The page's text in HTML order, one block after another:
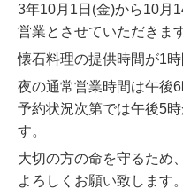
3年10月1日(金)から10月
営業とさせていただきま
懐石料理の提供時間が1
夜の通常営業時間は午後
予約状況次第では午後5
す。
大切の方の命を守るため
よろしくお願い致します。